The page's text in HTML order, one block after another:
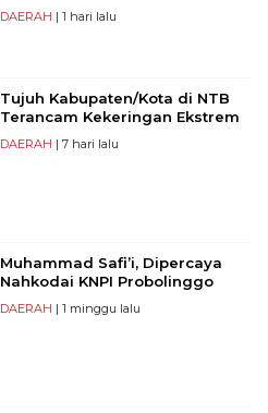
DAERAH | 1 hari lalu
Tujuh Kabupaten/Kota di NTB
Terancam Kekeringan Ekstrem
DAERAH | 7 hari lalu
Muhammad Safi’i, Dipercaya
Nahkodai KNPI Probolinggo
DAERAH | 1 minggu lalu